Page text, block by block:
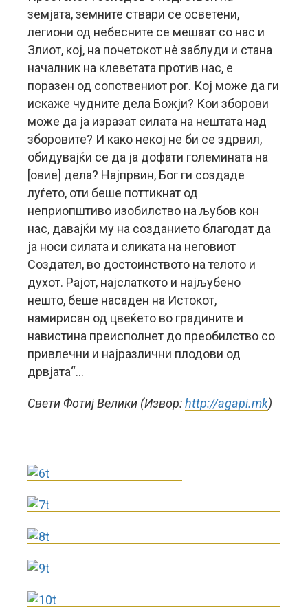
земјата, земните ствари се осветени,
легиони од небесните се мешаат со нас и
Злиот, кој, на почетокот нè заблуди и стана
началник на клеветата против нас, е
поразен од сопствениот рог. Кој може да ги
искаже чудните дела Божји? Кои зборови
може да ја изразат силата на нештата над
зборовите? И како некој не би се здрвил,
обидувајќи се да ја дофати големината на
[овие] дела? Најпрвин, Бог ги создаде
луѓето, оти беше поттикнат од
неприопштиво изобилство на љубов кон
нас, давајќи му на созданието благодат да
ја носи силата и сликата на неговиот
Создател, во достоинството на телото и
духот. Рајот, најслаткото и најљубено
нешто, беше насаден на Истокот,
намирисан од цвеќето во градините и
навистина преисполнет до преобилство со
привлечни и најразлични плодови од
дрвјата“…
Свети Фотиј Велики (Извор:http://agapi.mk)